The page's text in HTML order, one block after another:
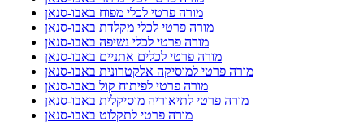
מורה פרטי לכלי מפוח באבו-סנאן
מורה פרטי לכלי מקלדת באבו-סנאן
מורה פרטי לכלי נשיפה באבו-סנאן
מורה פרטי לכלים אתניים באבו-סנאן
מורה פרטי למוסיקה אלקטרונית באבו-סנאן
מורה פרטי לפיתוח קול באבו-סנאן
מורה פרטי לתיאוריה מוסיקלית באבו-סנאן
מורה פרטי לתקלוט באבו-סנאן